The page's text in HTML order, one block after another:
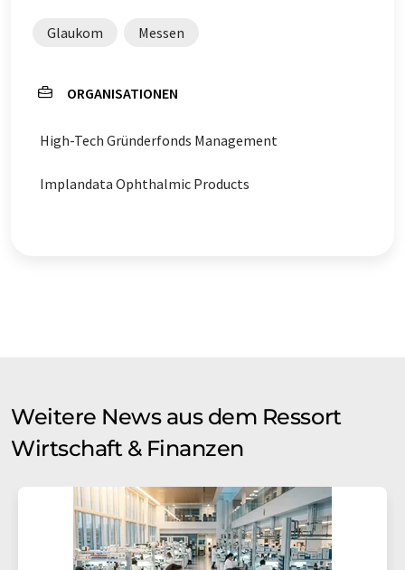
Glaukom Messen
ORGANISATIONEN
High-Tech Gründerfonds Management
Implandata Ophthalmic Products
Weitere News aus dem Ressort
Wirtschaft & Finanzen